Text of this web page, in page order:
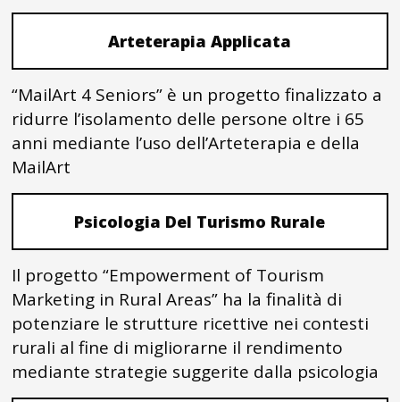
Arteterapia Applicata
“MailArt 4 Seniors” è un progetto finalizzato a
ridurre l’isolamento delle persone oltre i 65
anni mediante l’uso dell’Arteterapia e della
MailArt
Psicologia Del Turismo Rurale
Il progetto “Empowerment of Tourism
Marketing in Rural Areas” ha la finalità di
potenziare le strutture ricettive nei contesti
rurali al fine di migliorarne il rendimento
mediante strategie suggerite dalla psicologia